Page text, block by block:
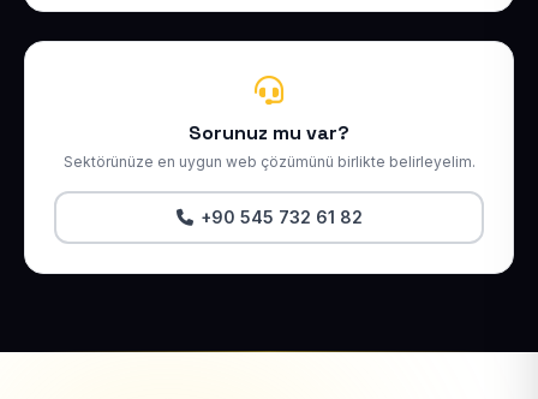
Sorunuz mu var?
Sektörünüze en uygun web çözümünü birlikte belirleyelim.
+90 545 732 61 82